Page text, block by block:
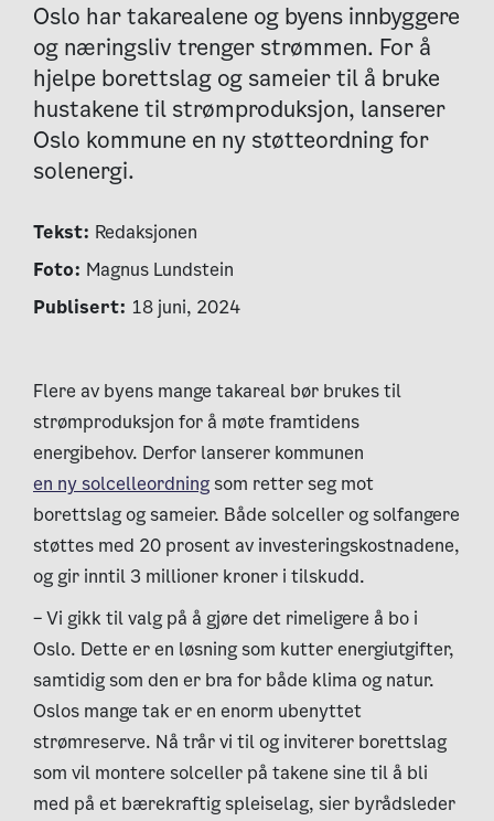
Oslo har takarealene og byens innbyggere
og næringsliv trenger strømmen. For å
hjelpe borettslag og sameier til å bruke
hustakene til strømproduksjon, lanserer
Oslo kommune en ny støtteordning for
solenergi.
Tekst: Redaksjonen
Foto: Magnus Lundstein
Publisert: 18 juni, 2024
Flere av byens mange takareal bør brukes til
strømproduksjon for å møte framtidens
energibehov. Derfor lanserer kommunen
en ny solcelleordningsom retter seg mot
borettslag og sameier. Både solceller og solfangere
støttes med 20 prosent av investeringskostnadene,
og gir inntil 3 millioner kroner i tilskudd.
– Vi gikk til valg på å gjøre det rimeligere å bo i
Oslo. Dette er en løsning som kutter energiutgifter,
samtidig som den er bra for både klima og natur.
Oslos mange tak er en enorm ubenyttet
strømreserve. Nå trår vi til og inviterer borettslag
som vil montere solceller på takene sine til å bli
med på et bærekraftig spleiselag, sier byrådsleder